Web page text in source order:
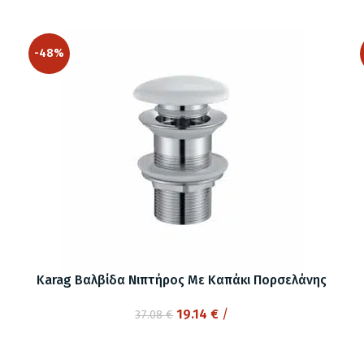
-48%
Karag Βαλβίδα Νιπτήρος Με Καπάκι Πορσελάνης
37.08€ Original
19.14€Η/